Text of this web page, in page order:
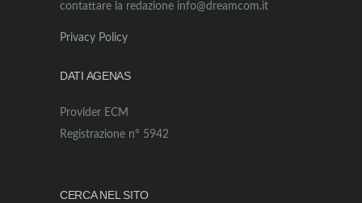
contattare la redazione info@dreamcom.it
Privacy Policy
DATI AGENAS
Provider ECM
Registrazione n° 5942
CERCA NEL SITO